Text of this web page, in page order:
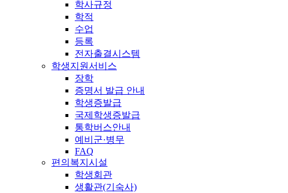
학사규정
학적
수업
등록
전자출결시스템
학생지원서비스
장학
증명서 발급 안내
학생증발급
국제학생증발급
통학버스안내
예비군·병무
FAQ
편의복지시설
학생회관
생활관(기숙사)